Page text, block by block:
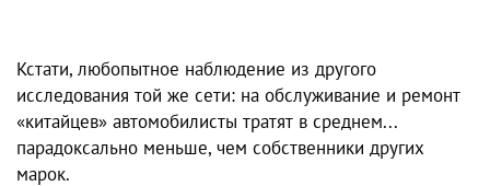
Кстати, любопытное наблюдение из другого
исследования той же сети: на обслуживание и ремонт
«китайцев» автомобилисты тратят в среднем...
парадоксально меньше, чем собственники других
марок.